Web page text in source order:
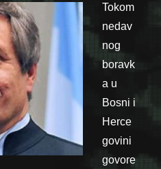
Tokom
nedav
nog
boravk
a u
Bosni i
Herce
govini
govore